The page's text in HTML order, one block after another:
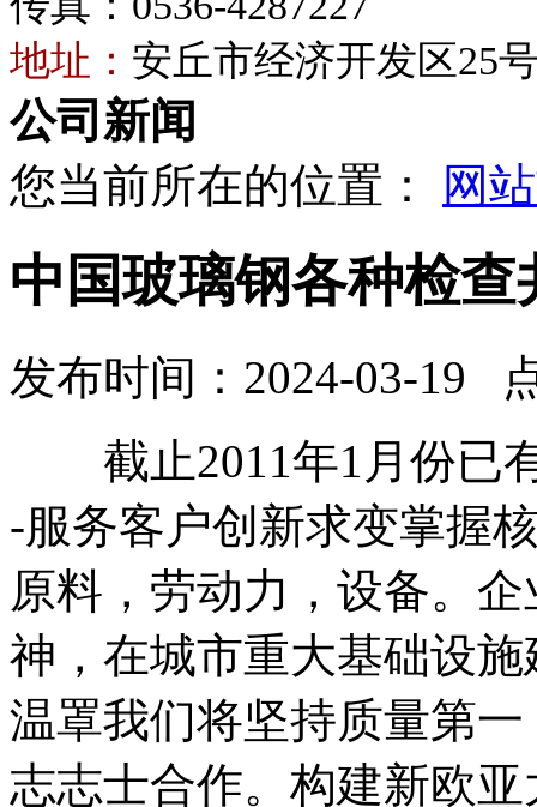
地址： 安丘市经济开发区25
公司新闻
您当前所在的位置：
网
中国玻璃钢各种检
发布时间：2024-03-19
截止2011年1月份已有
-服务客户创新求变掌握
原料，劳动力，设备。
神，在城市重大基础设
温罩我们将坚持质量第
志志士合作。构建新欧